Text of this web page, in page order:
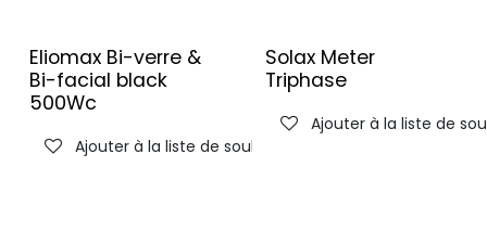
Eliomax Bi-verre &
Bi-facial black
500Wc
Ajouter à la liste de souhaits
Solax Meter
Triphase
Ajouter à la liste de